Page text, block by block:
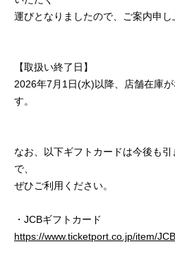
運びとなりましたので、ご案内申し
【取扱い終了日】
2026年7月1日(水)以降、店舗在庫
す。
なお、以下ギフトカードは今後も
で、
ぜひご利用ください。
・JCBギフトカード
https://www.ticketport.co.jp/item/